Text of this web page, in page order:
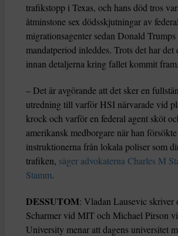
trafikstopp i Texas, och hans död tros
åtminstone sex dödsskjutningar av
migrationsagenter sedan Donald Trumps
mandatperiod inleddes. Trots det har
innan detaljerna kring fallet kommit fram.
– Det är avgörande att det sker en
utredning till varför HSI närvarade vid
krock och varför en federal agent sköt
amerikansk medborgare när han
instruktionerna från lokala poliser som
trafiken, säger advokaterna Charles M
Stamm.
DESSUTOM: Vladan Lausevic skriver
Scharmer vid MIT och Michael Pirson
University menar att dagens universitet